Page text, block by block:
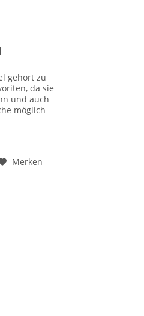
gehört zu
da sie
und auch
möglich
am Körper
Merken